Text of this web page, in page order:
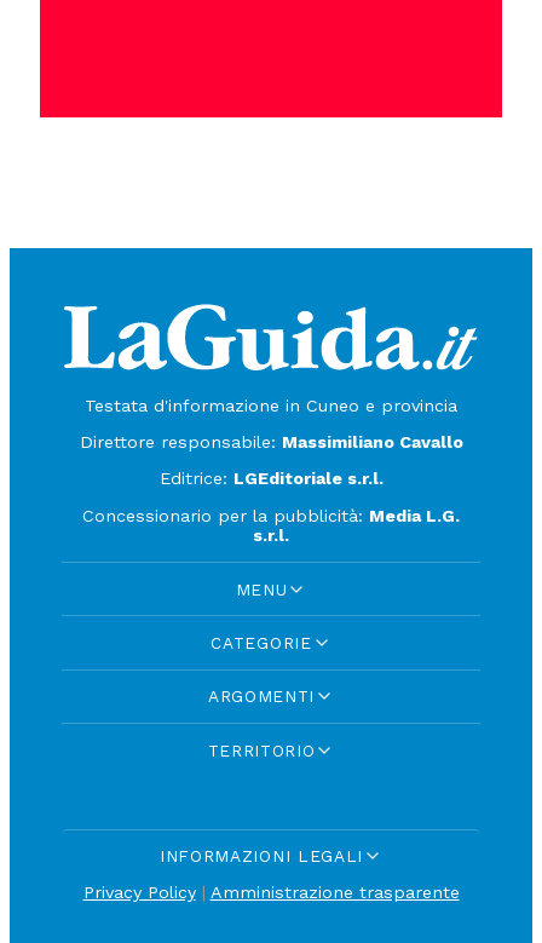
Testata d'informazione in Cuneo e provincia
Direttore responsabile: Massimiliano Cavallo
Editrice: LGEditoriale s.r.l.
Concessionario per la pubblicità: Media L.G.
s.r.l.
MENU
CATEGORIE
ARGOMENTI
TERRITORIO
INFORMAZIONI LEGALI
Privacy Policy| Amministrazione trasparente